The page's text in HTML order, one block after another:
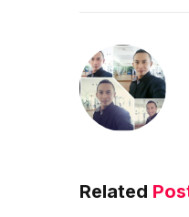
Related